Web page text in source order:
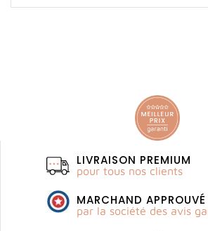
LIVRAISON PREMIUM
pour tous nos clients
MARCHAND APPROUVÉ
par la société des avis